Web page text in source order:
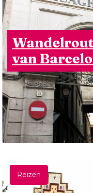
van
Reizen